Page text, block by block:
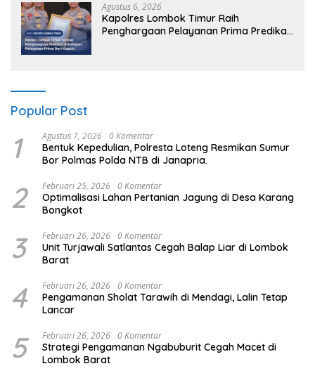
Agustus 6, 2026
Kapolres Lombok Timur Raih
Penghargaan Pelayanan Prima Predikat
Popular Post
1 Agustus 7, 2026 0 Komentar
Bentuk Kepedulian, Polresta Loteng Resmikan Sumur
Bor Polmas Polda NTB di Janapria. ‎
2 Februari 25, 2026 0 Komentar
Optimalisasi Lahan Pertanian Jagung di Desa Karang
Bongkot
3 Februari 26, 2026 0 Komentar
Unit Turjawali Satlantas Cegah Balap Liar di Lombok
Barat
4 Februari 26, 2026 0 Komentar
Pengamanan Sholat Tarawih di Mendagi, Lalin Tetap
Lancar
5 Februari 26, 2026 0 Komentar
Strategi Pengamanan Ngabuburit Cegah Macet di
Lombok Barat